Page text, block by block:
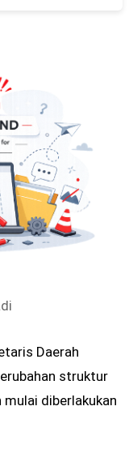
Daerah
struktur
diberlakukan